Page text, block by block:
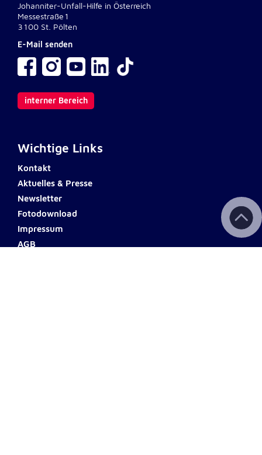
Johanniter-Unfall-Hilfe in Österreich
Messestraße1
3100 St. Pölten
E-Mail senden
interner Bereich
Wichtige Links
Kontakt
Aktuelles & Presse
Newsletter
Fotodownload
Impressum
AGB